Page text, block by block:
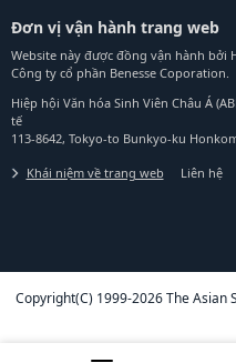
Đơn vị vận hành trang web
Website này được đồng vận hành bởi
Công ty cổ phần Benesse Coporation.
Hiệp hội Văn hóa Sinh Viên Châu Á
tế
113-8642, Tokyo-to Bunkyo-ku
Khái niệm về trang web Liên hệ
Copyright(C) 1999-2026 The Asian